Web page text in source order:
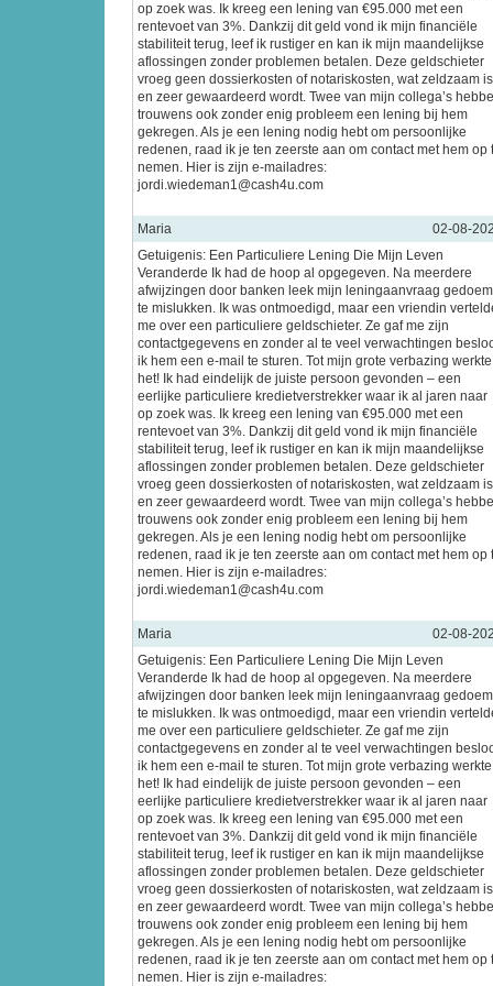
op zoek was. Ik kreeg een lening van €95.000 met een
rentevoet van 3%. Dankzij dit geld vond ik mijn financiële
stabiliteit terug, leef ik rustiger en kan ik mijn maandelijkse
aflossingen zonder problemen betalen. Deze geldschieter
vroeg geen dossierkosten of notariskosten, wat zeldzaam is
en zeer gewaardeerd wordt. Twee van mijn collega’s
trouwens ook zonder enig probleem een lening bij hem
gekregen. Als je een lening nodig hebt om persoonlijke
redenen, raad ik je ten zeerste aan om contact met hem op
nemen. Hier is zijn e-mailadres:
jordi.wiedeman1@cash4u.com
Maria
02-08-
Getuigenis: Een Particuliere Lening Die Mijn Leven
Veranderde Ik had de hoop al opgegeven. Na meerdere
afwijzingen door banken leek mijn leningaanvraag
te mislukken. Ik was ontmoedigd, maar een vriendin
me over een particuliere geldschieter. Ze gaf me zijn
contactgegevens en zonder al te veel verwachtingen
ik hem een e-mail te sturen. Tot mijn grote verbazing werkte
het! Ik had eindelijk de juiste persoon gevonden – een
eerlijke particuliere kredietverstrekker waar ik al jaren naar
op zoek was. Ik kreeg een lening van €95.000 met een
rentevoet van 3%. Dankzij dit geld vond ik mijn financiële
stabiliteit terug, leef ik rustiger en kan ik mijn maandelijkse
aflossingen zonder problemen betalen. Deze geldschieter
vroeg geen dossierkosten of notariskosten, wat zeldzaam is
en zeer gewaardeerd wordt. Twee van mijn collega’s
trouwens ook zonder enig probleem een lening bij hem
gekregen. Als je een lening nodig hebt om persoonlijke
redenen, raad ik je ten zeerste aan om contact met hem op
nemen. Hier is zijn e-mailadres:
jordi.wiedeman1@cash4u.com
Maria
02-08-
Getuigenis: Een Particuliere Lening Die Mijn Leven
Veranderde Ik had de hoop al opgegeven. Na meerdere
afwijzingen door banken leek mijn leningaanvraag
te mislukken. Ik was ontmoedigd, maar een vriendin
me over een particuliere geldschieter. Ze gaf me zijn
contactgegevens en zonder al te veel verwachtingen
ik hem een e-mail te sturen. Tot mijn grote verbazing werkte
het! Ik had eindelijk de juiste persoon gevonden – een
eerlijke particuliere kredietverstrekker waar ik al jaren naar
op zoek was. Ik kreeg een lening van €95.000 met een
rentevoet van 3%. Dankzij dit geld vond ik mijn financiële
stabiliteit terug, leef ik rustiger en kan ik mijn maandelijkse
aflossingen zonder problemen betalen. Deze geldschieter
vroeg geen dossierkosten of notariskosten, wat zeldzaam is
en zeer gewaardeerd wordt. Twee van mijn collega’s
trouwens ook zonder enig probleem een lening bij hem
gekregen. Als je een lening nodig hebt om persoonlijke
redenen, raad ik je ten zeerste aan om contact met hem op
nemen. Hier is zijn e-mailadres: